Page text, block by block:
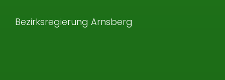
Bezirksregierung Arnsberg